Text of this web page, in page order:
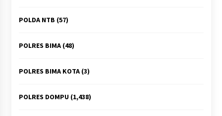
POLDA NTB (57)
POLRES BIMA(48)
POLRES BIMA KOTA(3)
POLRES DOMPU(1,438)